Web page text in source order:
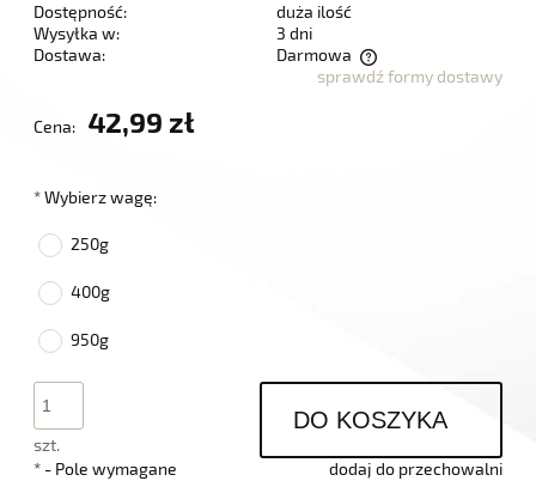
Dostępność:
duża ilość
Wysyłka w:
3 dni
Dostawa:
Darmowa
Cena nie zawiera ewentualnych kosztów płatności
sprawdź formy dostawy
Cena: 42,99 zł
*Wybierz wagę:
250g
400g
950g
szt.
DO KOSZYKA
dodaj do przechowalni
* - Pole wymagane